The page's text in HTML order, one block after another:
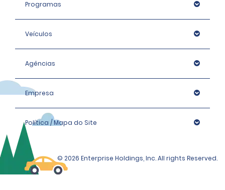
Programas
Veículos
Agências
Empresa
Política / Mapa do Site
© 2026 Enterprise Holdings, Inc. All rights Reserved.